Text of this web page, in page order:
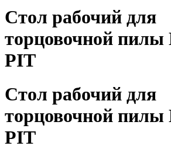
Стол рабочий для
торцовочной пилы
PIT
Стол рабочий для
торцовочной пилы
PIT